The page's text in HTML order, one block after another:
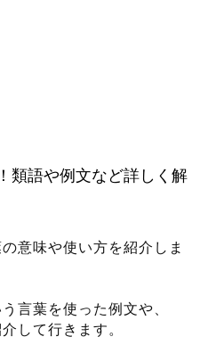
類語や例文など詳しく解
意味や使い方を紹介しま
う言葉を使った例文や、
して行きます。